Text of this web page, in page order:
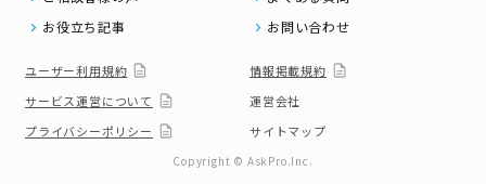
お役立ち記事
お問い合わせ
ユーザー利用規約
情報掲載規約
サービス運営について
運営会社
プライバシーポリシー
サイトマップ
Copyright © AskPro.Inc.